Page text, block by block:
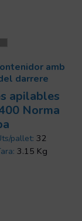
amb
darrere
apilables
Norma
pallet: 32
3.15 Kg